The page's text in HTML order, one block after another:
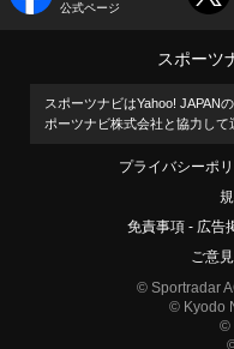
公式ページ
スポーツ
スポーツナビはYahoo! JAPAN
ポーツナビ株式会社と協力して
プライバシーポ
免責事項
広告
ご意
© Sportradar
© Kyodo
©